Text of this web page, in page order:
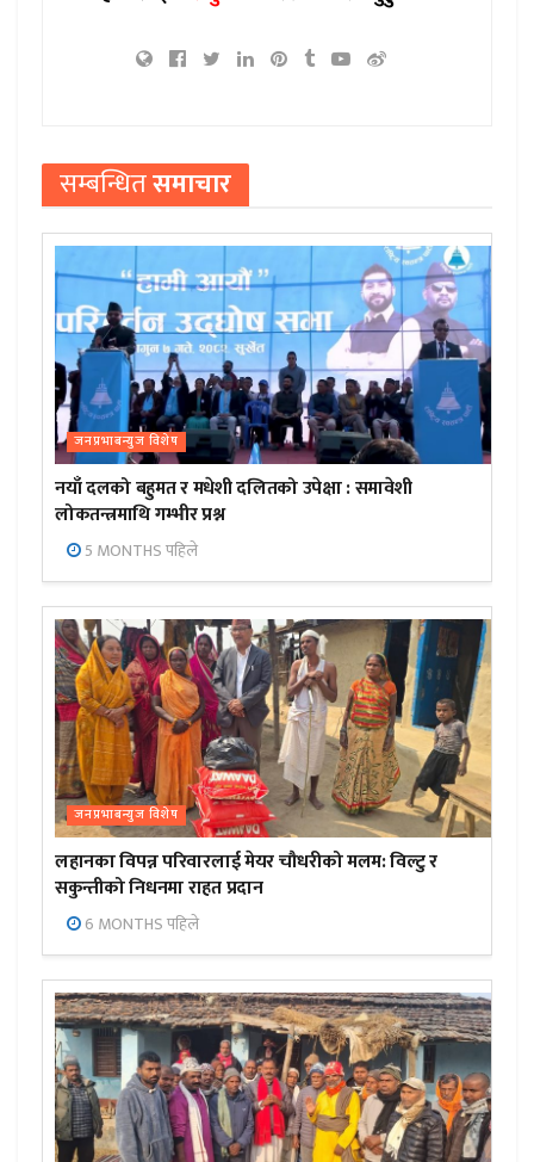
सम्बन्धितसमाचार
जनप्रभाबन्युज विशेष
नयाँ दलको बहुमत र मधेशी दलितको उपेक्षा : समावेशी
लोकतन्त्रमाथि गम्भीर प्रश्न
5 MONTHS पहिले
जनप्रभाबन्युज विशेष
लहानका विपन्न परिवारलाई मेयर चौधरीको मलम: विल्टु र
सकुन्तीको निधनमा राहत प्रदान
6 MONTHS पहिले